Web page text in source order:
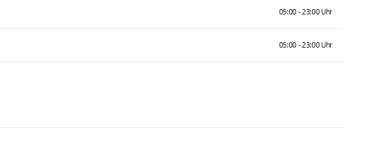
05:00 - 23:00 Uhr
05:00 - 23:00 Uhr